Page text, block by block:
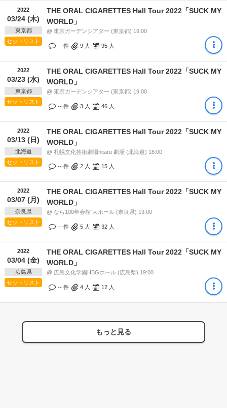
2022
03/24 (木)
東京都
セットリスト
THE ORAL CIGARETTES Hall Tour 2022「SUCK MY
WORLD」
@ 東京ガーデンシアター (東京都) 19:00
-- 件 9 人 95 人
2022
03/23 (水)
東京都
セットリスト
THE ORAL CIGARETTES Hall Tour 2022「SUCK MY
WORLD」
@ 東京ガーデンシアター (東京都) 19:00
-- 件 3 人 46 人
2022
03/13 (日)
北海道
セットリスト
THE ORAL CIGARETTES Hall Tour 2022「SUCK MY
WORLD」
@ 札幌文化芸術劇場hitaru 劇場 (北海道) 18:00
-- 件 2 人 15 人
2022
03/07 (月)
奈良県
セットリスト
THE ORAL CIGARETTES Hall Tour 2022「SUCK MY
WORLD」
@ なら100年会館 大ホール (奈良県) 19:00
-- 件 5 人 32 人
2022
03/04 (金)
広島県
セットリスト
THE ORAL CIGARETTES Hall Tour 2022「SUCK MY
WORLD」
@ 広島文化学園HBGホール (広島県) 19:00
-- 件 4 人 12 人
もっと見る